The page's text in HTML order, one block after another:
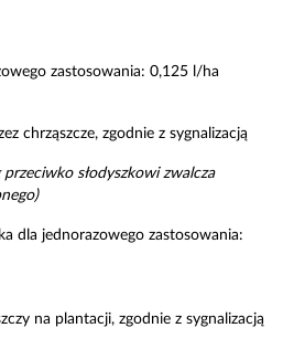
zastosowania: 0,125 l/ha
chrząszcze, zgodnie z sygnalizacją
słodyszkowi zwalcza
dla jednorazowego zastosowania:
na plantacji, zgodnie z sygnalizacją